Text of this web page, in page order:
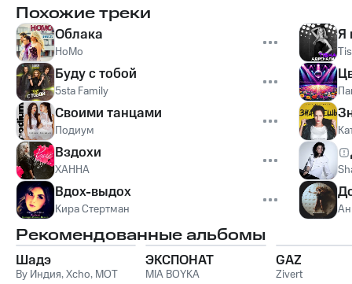
Похожие треки
Облака
НоМо
Буду с тобой
5sta Family
Своими танцами
Подиум
Вздохи
ХАННА
Вдох-выдох
Кира Стертман
Я
Рекомендованные альбомы
Шадэ
By Индия,Xcho, MOT
ЭКСПОНАТ
MIA BOYKA
GAZ
Zivert